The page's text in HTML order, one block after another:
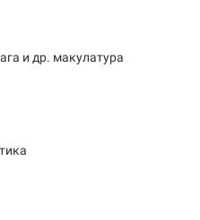
и др. макулатура